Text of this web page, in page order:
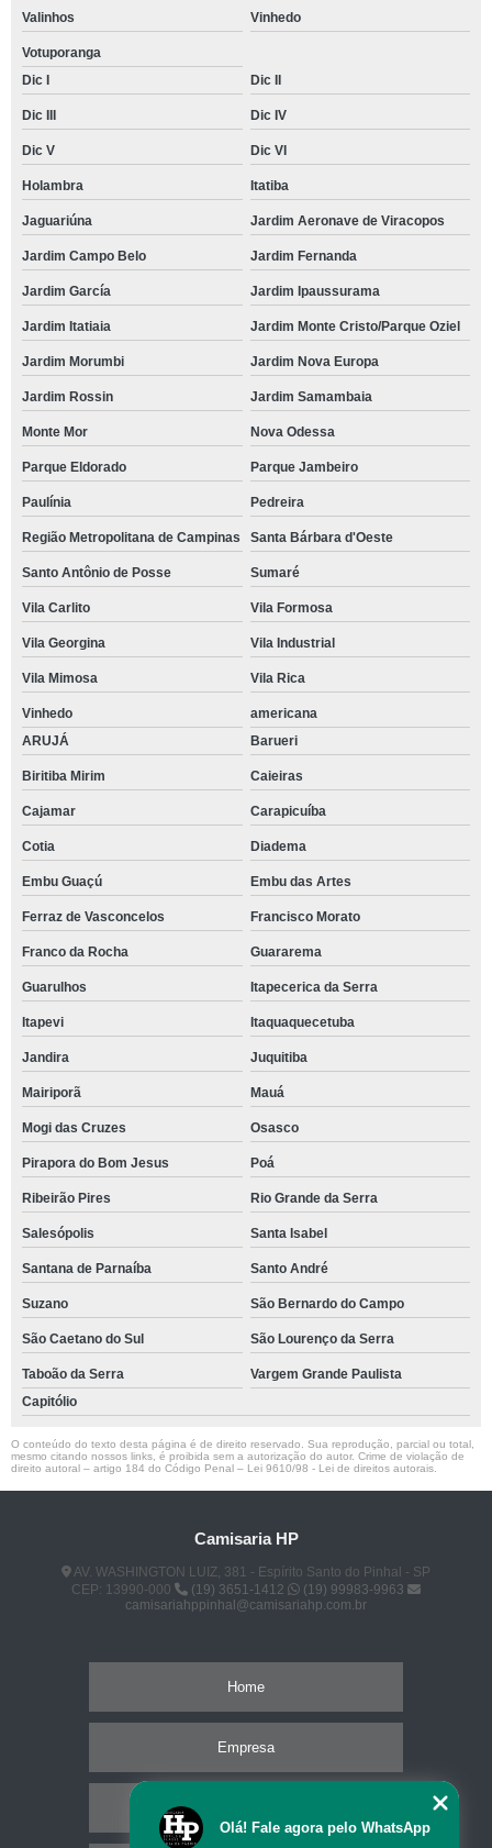
Valinhos Vinhedo
Votuporanga
Dic I
Dic II
Dic III Dic IV
Dic V Dic VI
Holambra Itatiba
Jaguariúna Jardim Aeronave de Viracopos
Jardim Campo Belo Jardim Fernanda
Jardim García Jardim Ipaussurama
Jardim Itatiaia Jardim Monte Cristo/Parque Oziel
Jardim Morumbi Jardim Nova Europa
Jardim Rossin Jardim Samambaia
Monte Mor Nova Odessa
Parque Eldorado Parque Jambeiro
Paulínia Pedreira
Região Metropolitana de Campinas Santa Bárbara d'Oeste
Santo Antônio de Posse Sumaré
Vila Carlito Vila Formosa
Vila Georgina Vila Industrial
Vila Mimosa Vila Rica
Vinhedo
americana
ARUJÁ
Barueri
Biritiba Mirim Caieiras
Cajamar Carapicuíba
Cotia Diadema
Embu Guaçú Embu das Artes
Ferraz de Vasconcelos Francisco Morato
Franco da Rocha Guararema
Guarulhos Itapecerica da Serra
Itapevi Itaquaquecetuba
Jandira Juquitiba
Mairiporã Mauá
Mogi das Cruzes Osasco
Pirapora do Bom Jesus Poá
Ribeirão Pires Rio Grande da Serra
Salesópolis Santa Isabel
Santana de Parnaíba Santo André
Suzano São Bernardo do Campo
São Caetano do Sul São Lourenço da Serra
Taboão da Serra
Vargem Grande Paulista
Capitólio
O conteúdo do texto desta página é de direito reservado. Sua reprodução, parcial ou total,
mesmo citando nossos links, é proibida sem a autorização do autor. Crime de violação de
direito autoral – artigo 184 do Código Penal – Lei 9610/98 - Lei de direitos autorais
Camisaria HP
AV. WASHINGTON LUIZ, 381 - Espírito Santo do Pinhal - SP
CEP: 13990-000
(19) 3651-1412
(19) 99983-9963
camisariahppinhal@camisariahp.com.br
Home
Empresa
Olá! Fale agora pelo WhatsApp